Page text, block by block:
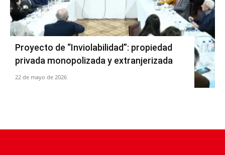
Proyecto de “Inviolabilidad”: propiedad
privada monopolizada y extranjerizada
22 de mayo de 2026